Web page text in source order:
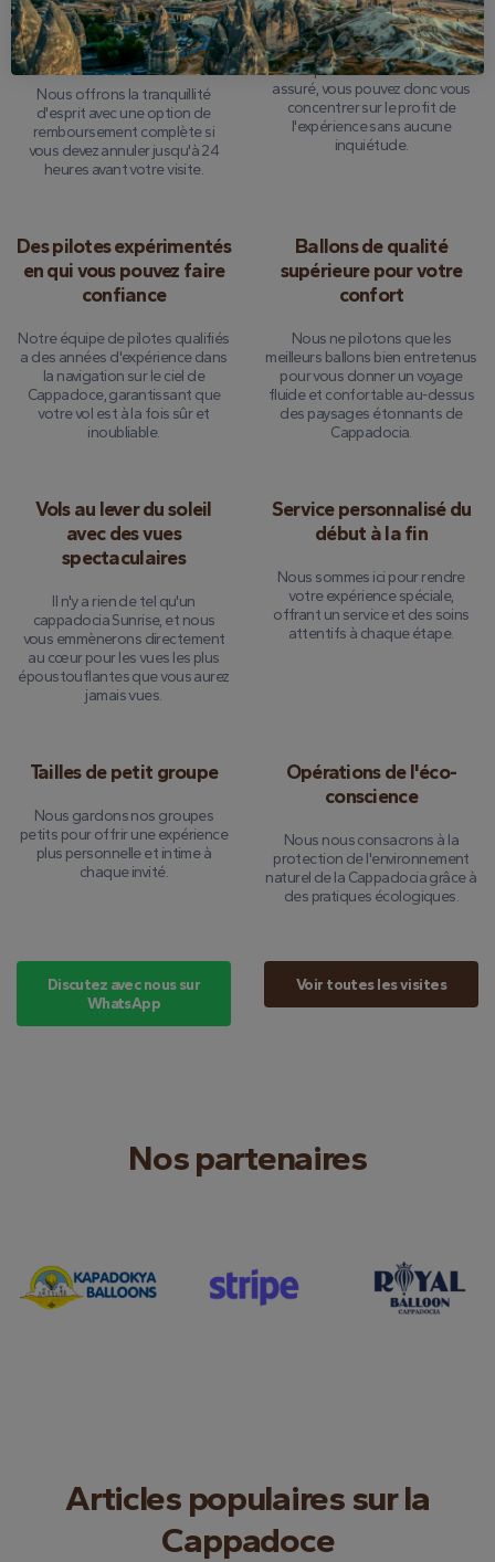
remboursement de 24
heures
Nous offrons la tranquillité
d'esprit avec une option de
remboursement complète si
vous devez annuler jusqu'à 24
heures avant votre visite.
complète
Chaque vol est entièrement
assuré, vous pouvez donc vous
concentrer sur le profit de
l'expérience sans aucune
inquiétude.
Des pilotes expérimentés
en qui vous pouvez faire
confiance
Notre équipe de pilotes qualifiés
a des années d'expérience dans
la navigation sur le ciel de
Cappadoce, garantissant que
votre vol est à la fois sûr et
inoubliable.
Ballons de qualité
supérieure pour votre
confort
Nous ne pilotons que les
meilleurs ballons bien entretenus
pour vous donner un voyage
fluide et confortable au-dessus
des paysages étonnants de
Cappadocia.
Vols au lever du soleil
avec des vues
spectaculaires
Il n'y a rien de tel qu'un
cappadocia Sunrise, et nous
vous emmènerons directement
au cœur pour les vues les plus
époustouflantes que vous aurez
jamais vues.
Service personnalisé du
début à la fin
Nous sommes ici pour rendre
votre expérience spéciale,
offrant un service et des soins
attentifs à chaque étape.
Tailles de petit groupe
Nous gardons nos groupes
petits pour offrir une expérience
plus personnelle et intime à
chaque invité.
Opérations de l'éco-
conscience
Nous nous consacrons à la
protection de l'environnement
naturel de la Cappadocia grâce à
des pratiques écologiques.
Discutez avec nous sur
WhatsApp
Voir toutes les visites
Nos partenaires
Articles populaires sur la
Cappadoce